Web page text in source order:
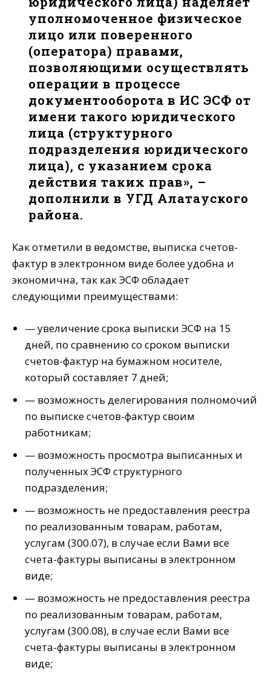
уполномоченное физическое
лицо или поверенного
(оператора) правами,
позволяющими осуществлять
операции в процессе
документооборота в ИС ЭСФ от
имени такого юридического
лица (структурного
подразделения юридического
лица), с указанием срока
действия таких прав», –
дополнили в УГД Алатауского
района.
Как отметили в ведомстве, выписка счетов-
фактур в электронном виде более удобна и
экономична, так как ЭСФ обладает
следующими преимуществами:
— увеличение срока выписки ЭСФ на 15
дней, по сравнению со сроком выписки
счетов-фактур на бумажном носителе,
который составляет 7 дней;
— возможность делегирования полномочий
по выписке счетов-фактур своим
работникам;
— возможность просмотра выписанных и
полученных ЭСФ структурного
подразделения;
— возможность не предоставления реестра
по реализованным товарам, работам,
услугам (300.07), в случае если Вами все
счета-фактуры выписаны в электронном
виде;
— возможность не предоставления реестра
по реализованным товарам, работам,
услугам (300.08), в случае если Вами все
счета-фактуры выписаны в электронном
виде;